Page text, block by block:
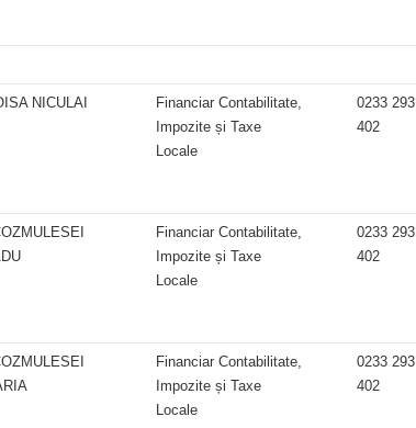
NICULAI
Financiar Contabilitate,
Impozite și Taxe
Locale
0233 293
402
Financiar Contabilitate,
Impozite și Taxe
Locale
0233 293
402
Financiar Contabilitate,
Impozite și Taxe
Locale
0233 293
402